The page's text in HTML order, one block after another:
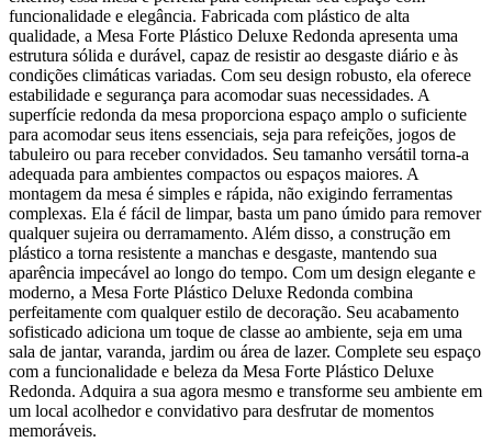
funcionalidade e elegância. Fabricada com plástico de alta
qualidade, a Mesa Forte Plástico Deluxe Redonda apresenta uma
estrutura sólida e durável, capaz de resistir ao desgaste diário e às
condições climáticas variadas. Com seu design robusto, ela oferece
estabilidade e segurança para acomodar suas necessidades. A
superfície redonda da mesa proporciona espaço amplo o suficiente
para acomodar seus itens essenciais, seja para refeições, jogos de
tabuleiro ou para receber convidados. Seu tamanho versátil torna-a
adequada para ambientes compactos ou espaços maiores. A
montagem da mesa é simples e rápida, não exigindo ferramentas
complexas. Ela é fácil de limpar, basta um pano úmido para remover
qualquer sujeira ou derramamento. Além disso, a construção em
plástico a torna resistente a manchas e desgaste, mantendo sua
aparência impecável ao longo do tempo. Com um design elegante e
moderno, a Mesa Forte Plástico Deluxe Redonda combina
perfeitamente com qualquer estilo de decoração. Seu acabamento
sofisticado adiciona um toque de classe ao ambiente, seja em uma
sala de jantar, varanda, jardim ou área de lazer. Complete seu espaço
com a funcionalidade e beleza da Mesa Forte Plástico Deluxe
Redonda. Adquira a sua agora mesmo e transforme seu ambiente em
um local acolhedor e convidativo para desfrutar de momentos
memoráveis.